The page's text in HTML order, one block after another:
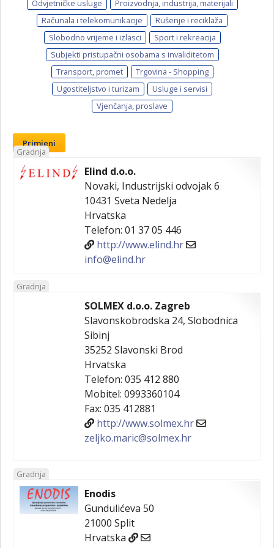
Odvjetničke usluge
Proizvodnja, industrija, materijali
Računala i telekomunikacije
Rušenje i reciklaža
Slobodno vrijeme i izlasci
Sport i rekreacija
Subjekti pristupačni osobama s invaliditetom
Transport, promet
Trgovina - Shopping
Ugostiteljstvo i turizam
Usluge i servisi
Vjenčanja, proslave
Primjeni
Gradnja
Elind d.o.o.
Novaki, Industrijski odvojak 6
10431 Sveta Nedelja
Hrvatska
Telefon: 01 37 05 446
http://www.elind.hr
info@elind.hr
Gradnja
SOLMEX d.o.o. Zagreb
Slavonskobrodska 24, Slobodnica
Sibinj
35252 Slavonski Brod
Hrvatska
Telefon: 035 412 880
Mobitel: 0993360104
Fax: 035 412881
http://www.solmex.hr
zeljko.maric@solmex.hr
Gradnja
Enodis
Gundulićeva 50
21000 Split
Hrvatska